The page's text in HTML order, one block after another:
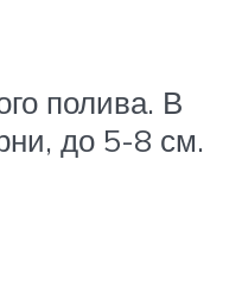
полива. В
до 5-8 см.